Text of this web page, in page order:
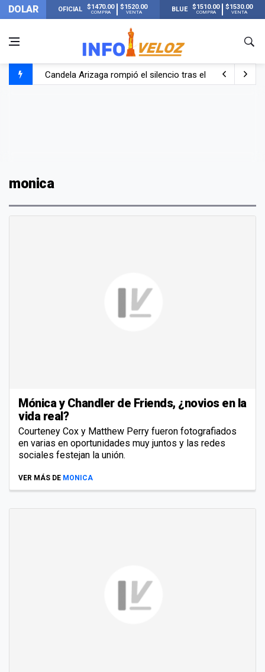
DOLAR OFICIAL $1470.00
COMPRA
$1520.00
VENTA BLUE $1510.00
COMPRA
$1530.00
VENTA
Candela Arizaga rompió el silencio tras el incidente con
monica
Mónica y Chandler de Friends, ¿novios en la
vida real?
Courteney Cox y Matthew Perry fueron fotografiados
en varias en oportunidades muy juntos y las redes
sociales festejan la unión.
VER MÁS DE MONICA